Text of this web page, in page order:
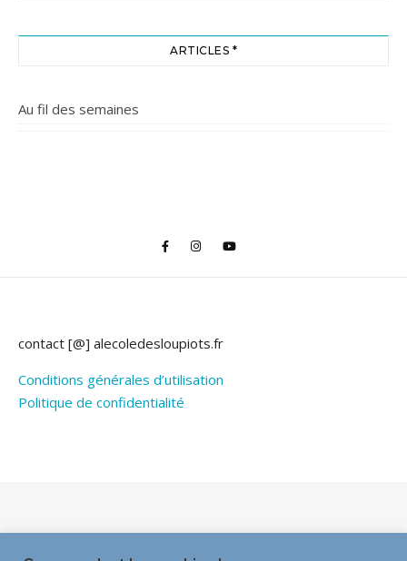
ARTICLES *
Au fil des semaines
contact [@] alecoledesloupiots.fr
Conditions générales d’utilisation
Politique de confidentialité